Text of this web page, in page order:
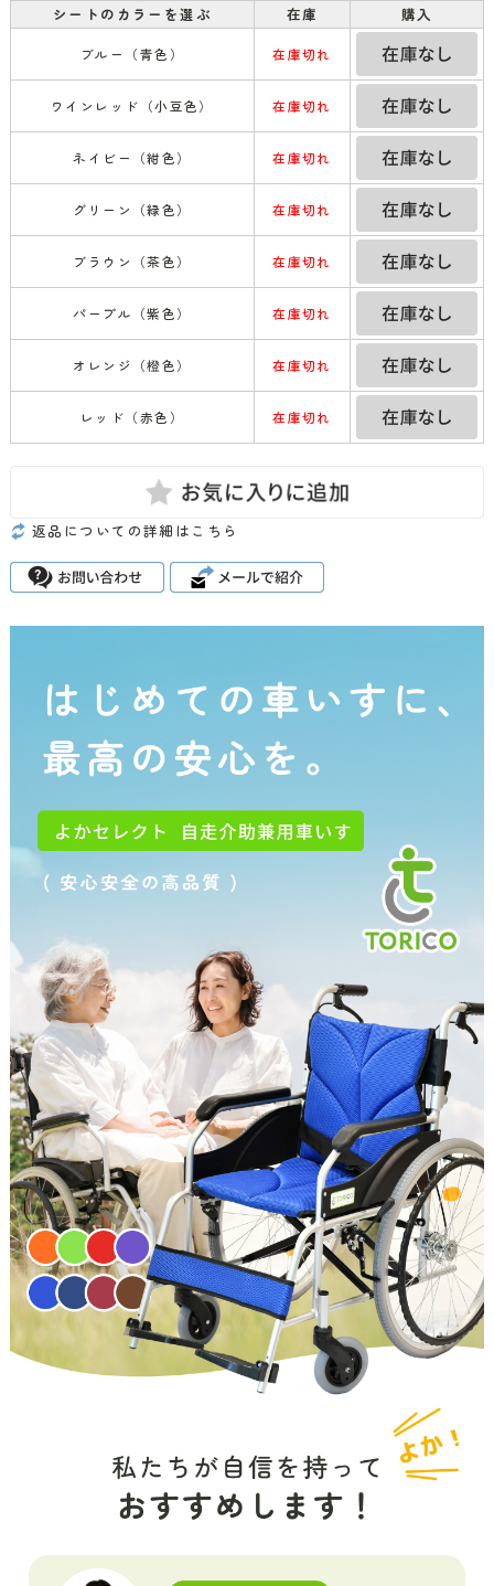
シートのカラーを選ぶ 在庫 購入
ブルー（青色） 在庫切れ
ワインレッド（小豆色） 在庫切れ
ネイビー（紺色） 在庫切れ
グリーン（緑色） 在庫切れ
ブラウン（茶色） 在庫切れ
パープル（紫色） 在庫切れ
オレンジ（橙色） 在庫切れ
レッド（赤色） 在庫切れ
返品についての詳細はこちら